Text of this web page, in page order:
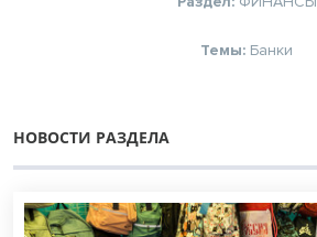
Темы: Банки
НОВОСТИ РАЗДЕЛА